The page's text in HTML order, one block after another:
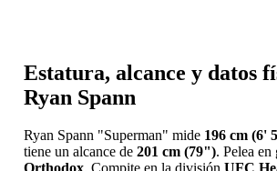
Estatura, alcance y datos
Ryan Spann
Ryan Spann "Superman" mide 196 cm (6'
tiene un alcance de 201 cm (79"). Pelea en